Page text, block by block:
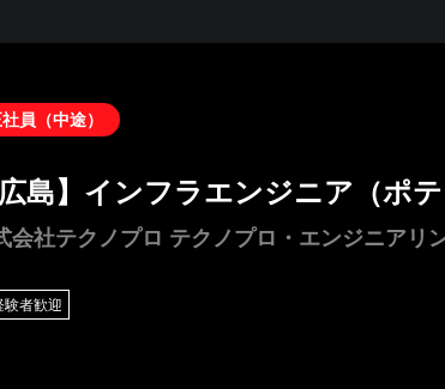
員（中途）
広島】インフラエンジニア（ポテ
会社テクノプロ テクノプロ・エンジニアリ
験者歓迎